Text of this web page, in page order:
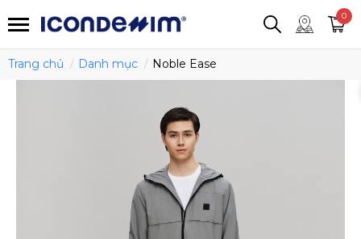
0
Trang chủ Danh mục Noble Ease